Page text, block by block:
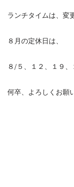
ランチタイムは、変
８月の定休日は、
８/５、１２、１９、
何卒、よろしくお願